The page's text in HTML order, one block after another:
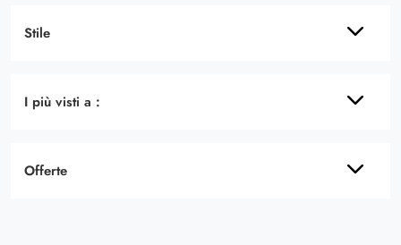
Stile
I più visti a :
Offerte